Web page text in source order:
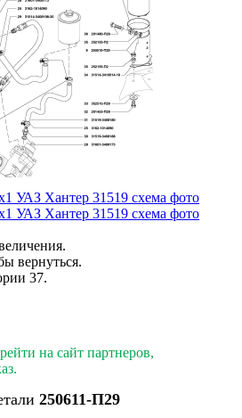
вернуться.
37.
на сайт партнеров,
250611-П29